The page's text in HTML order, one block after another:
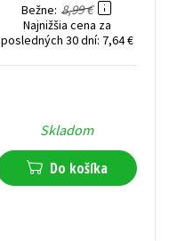
Bežne 8,99 €
Najnižšia cena za
posledných 30 dní: 7,64 €
Skladom
Do košíka